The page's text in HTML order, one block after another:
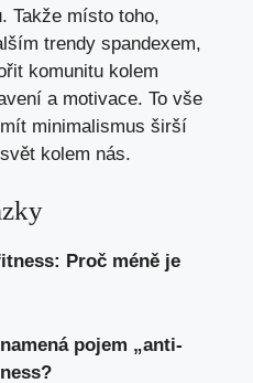
Takže místo toho,
trendy spandexem,
komunitu kolem
a motivace. To vše
minimalismus širší
kolem nás.
Proč méně je
pojem „anti-